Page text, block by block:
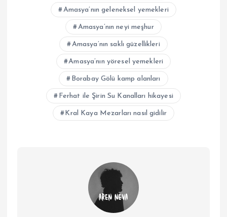
Amasya’nın geleneksel yemekleri
Amasya’nın neyi meşhur
Amasya’nın saklı güzellikleri
Amasya’nın yöresel yemekleri
Borabay Gölü kamp alanları
Ferhat ile Şirin Su Kanalları hikayesi
Kral Kaya Mezarları nasıl gidilir